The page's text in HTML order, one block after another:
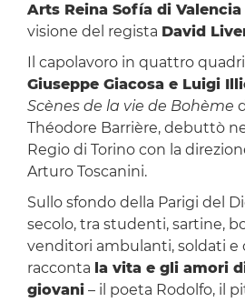
Arts Reina Sofía di Valencia
visione del regista David
Il capolavoro in quattro
Giuseppe Giacosa e Luigi
Scènes de la vie de Bohème
Théodore Barrière, debuttò
Regio di Torino con la
Arturo Toscanini.
Sullo sfondo della Parigi del
secolo, tra studenti, sartine,
venditori ambulanti, soldati e
racconta la vita e gli amori
giovani– il poeta Rodolfo, il